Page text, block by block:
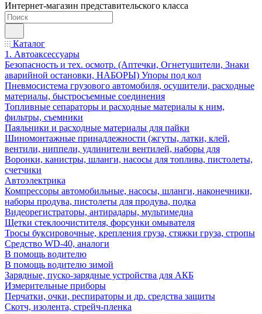
Интернет-магазин представительского класса
Каталог
1. Автоаксессуары
Безопасность и тех. осмотр. (Аптечки, Огнетушители, Знаки
аварийной остановки, НАБОРЫ) Упоры под кол
Пневмосистема грузового автомобиля, осушители, расходные
материалы, быстросъемные соединения
Топливные сепараторы и расходные материалы к ним,
фильтры, съемники
Паяльники и расходные материалы для пайки
Шиномонтажные принадлежности (жгуты, латки, клей,
вентили, ниппели, удлинители вентилей, наборы для
Воронки, канистры, шланги, насосы для топлива, пистолеты,
счетчики
Автоэлектрика
Компрессоры автомобильные, насосы, шланги, наконечники,
наборы продува, пистолеты для продува, подка
Видеорегистраторы, антирадары, мультимедиа
Щетки стеклоочистителя, форсунки омывателя
Тросы буксировочные, крепления груза, стяжки груза, стропы
Средство WD-40, аналоги
В помощь водителю
В помощь водителю зимой
Зарядные, пуско-зарядные устройства для АКБ
Измерительные приборы
Перчатки, очки, респираторы и др. средства защиты
Скотч, изолента, стрейч-пленка